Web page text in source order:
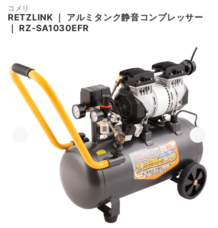
コメリ
RETZLINK
アルミタンク静音コンプレッサー
RZ-SA1030EFR